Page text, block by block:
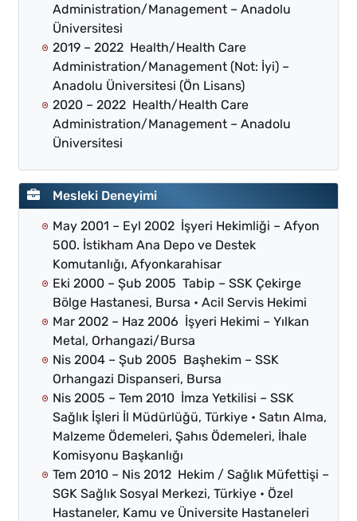
Administration/Management – Anadolu
Üniversitesi
2019 – 2022 Health/Health Care
Administration/Management (Not: İyi) –
Anadolu Üniversitesi (Ön Lisans)
2020 – 2022 Health/Health Care
Administration/Management – Anadolu
Üniversitesi
Mesleki Deneyimi
May 2001 – Eyl 2002 İşyeri Hekimliği – Afyon
500. İstikham Ana Depo ve Destek
Komutanlığı, Afyonkarahisar
Eki 2000 – Şub 2005 Tabip – SSK Çekirge
Bölge Hastanesi, Bursa • Acil Servis Hekimi
Mar 2002 – Haz 2006 İşyeri Hekimi – Yılkan
Metal, Orhangazi/Bursa
Nis 2004 – Şub 2005 Başhekim – SSK
Orhangazi Dispanseri, Bursa
Nis 2005 – Tem 2010 İmza Yetkilisi – SSK
Sağlık İşleri İl Müdürlüğü, Türkiye • Satın Alma,
Malzeme Ödemeleri, Şahıs Ödemeleri, İhale
Komisyonu Başkanlığı
Tem 2010 – Nis 2012 Hekim / Sağlık Müfettişi –
SGK Sağlık Sosyal Merkezi, Türkiye • Özel
Hastaneler, Kamu ve Üniversite Hastaneleri